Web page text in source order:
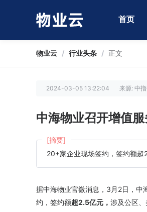
首页
物业云 / 行业头条 / 正文
2024-03-05 13:22:04 来源: 中
中海物业召开增值
[摘要]
20+家企业现场签约，签约额超
据中海物业官微消息，3月2日，中
约，签约额超2.5亿元， 涉及公区、